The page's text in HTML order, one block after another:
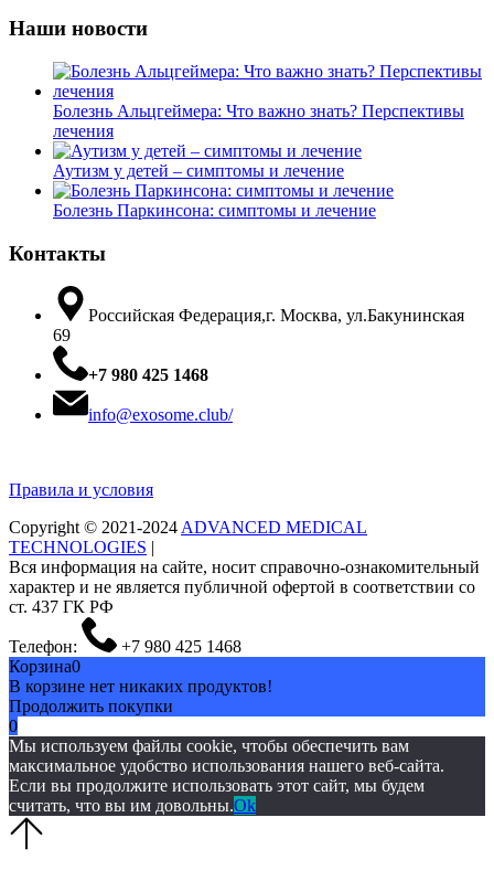
Наши новости
Болезнь Альцгеймера: Что важно знать? Перспективы
лечения
Аутизм у детей – симптомы и лечение
Болезнь Паркинсона: симптомы и лечение
Контакты
Российская Федерация,г. Москва, ул.Бакунинская
69
+7 980 425 1468
info@exosome.club/
Правила и условия
Copyright © 2021-2024ADVANCED MEDICAL
TECHNOLOGIES |
Вся информация на сайте, носит справочно-ознакомительный
характер и не является публичной офертой в соответствии со
ст. 437 ГК РФ
Телефон:
+7 980 425 1468
Корзина0
В корзине нет никаких продуктов!
Продолжить покупки
0
Мы используем файлы cookie, чтобы обеспечить вам
максимальное удобство использования нашего веб-сайта.
Если вы продолжите использовать этот сайт, мы будем
считать, что вы им довольны.Ok